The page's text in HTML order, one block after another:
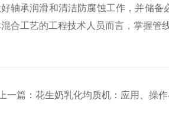
轴承润滑和清洁防腐蚀工作，并储
合工艺的工程技术人员而言，掌握管
上一篇： 花生奶乳化均质机：应用、操